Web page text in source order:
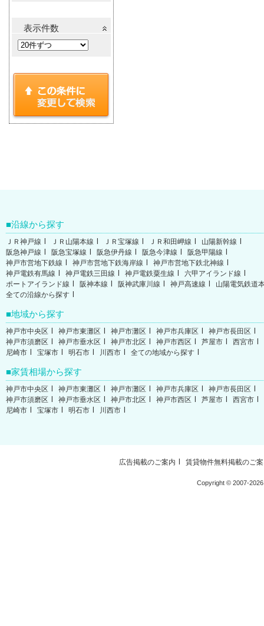
表示件数
沿線から探す
ＪＲ神戸線 ＪＲ山陽本線 ＪＲ宝塚線 ＪＲ和田岬線
山陽新幹線
阪急神戸線
阪急宝塚線 阪急伊丹線 阪急今津線
阪急甲陽線
神戸市営地下鉄線
神戸市営地下鉄海岸線
神戸市営地下鉄北神線
神戸電鉄有馬線
神戸電鉄三田線 神戸電鉄粟生線
六甲アイランド線
ポートアイランド線
阪神本線 阪神武庫川線 神戸高速線
山陽電気鉄道
全ての沿線から探す
地域から探す
神戸市中央区 神戸市東灘区 神戸市灘区 神戸市兵庫区
神戸市長田区
神戸市須磨区
神戸市垂水区 神戸市北区 神戸市西区 芦屋市
西宮市
尼崎市
宝塚市 明石市 川西市 全ての地域から探す
家賃相場から探す
神戸市中央区 神戸市東灘区 神戸市灘区 神戸市兵庫区
神戸市長田区
神戸市須磨区
神戸市垂水区 神戸市北区 神戸市西区 芦屋市
西宮市
尼崎市
宝塚市 明石市 川西市
広告掲載のご案内 賃貸物件無料掲載のご
Copyright © 2007-